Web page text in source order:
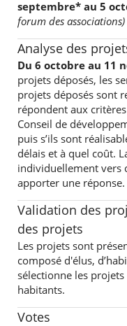
septembre* au 5
forum des associations)
Analyse des
Du 6 octobre au 11
projets déposés, les
projets déposés sont
répondent aux
Conseil de
puis s’ils sont
délais et à quel coût.
individuellement vers
apporter une réponse.
Validation des
des projets
Les projets sont
composé d'élus,
sélectionne les
habitants.
Votes